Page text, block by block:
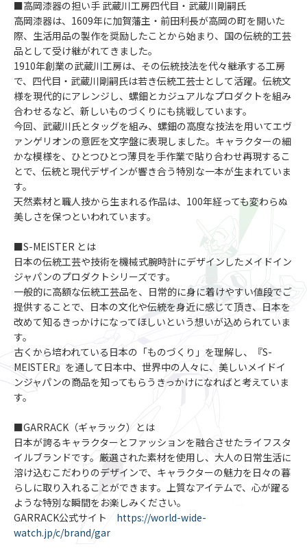
■高岡漆器の担い手 武蔵川工房四代目・武蔵川剛嗣氏
高岡漆器は、1609年に加賀藩主・前田利長が高岡の町を開いた
際、生活用品の製作を奨励したことから始まり、国の伝統的工芸
品として受け継がれてきました。
1910年創業の武蔵川工房は、その伝統技法を代々継承する工房
で、四代目・武蔵川剛嗣氏は若き伝統工芸士として活躍。伝統文
様を現代的にアレンジし、螺鈿とカジュアルなプロダクトを組み
合わせるなど、新しいものづくりにも挑戦しています。
今回、武蔵川氏とタッグを組み、螺鈿の高度な技法を用いてエヴ
ァンゲリオンの意匠を文字盤に表現しました。キャラクターの細
かな模様を、ひとつひとつ薄貝を手作業で貼り合わせ再現するこ
とで、伝統と現代デザインが響き合う特別な一本が生まれていま
す。
天然素材と職人技から生まれる作品は、100年経っても変わらぬ
美しさを保つといわれています。
■S-MEISTER とは
日本の伝統工芸や技術を機械式腕時計にデザインしたメイドイン
ジャパンのプロダクトシリーズです。
一般的に高額な伝統工芸品を、日常的に身に着けやすい値段でご
提供することで、日本の文化や伝統を身近に感じて頂き、日本を
改めて知るきっかけになってほしいという想いが込められていま
す。
古くから培われている日本の「ものづくり」を理解し、『S-
MEISTER』を通して日本中、世界中の人々に、美しいメイドイ
ンジャパンの商品を知ってもらうきっかけになればと考えていま
す。
■GARRACK（ギャラック）とは
日本が誇るキャラクターとファッションを融合させたライフスタ
イルブランドです。厳選された素材を使用し、大人の日常生活に
溶け込むこだわりのデザインで、キャラクターの魅力を日々の暮
らしに取り入れることができます。上質なアイテムで、心が躍る
ような特別な瞬間をお楽しみください。
GARRACK公式サイト https://world-wide-
watch.jp/c/brand/gar